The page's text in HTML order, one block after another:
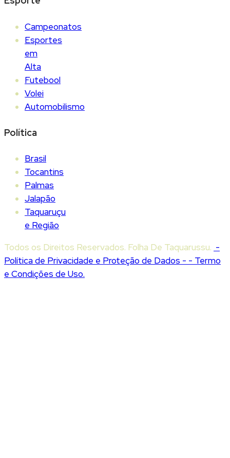
Campeonatos
Esportes
em
Alta
Futebool
Volei
Automobilismo
Política
Brasil
Tocantins
Palmas
Jalapão
Taquaruçu
e Região
Todos os Direitos Reservados. Folha De Taquarussu. -
Política de Privacidade e Proteção de Dados - - Termo
e Condições de Uso.